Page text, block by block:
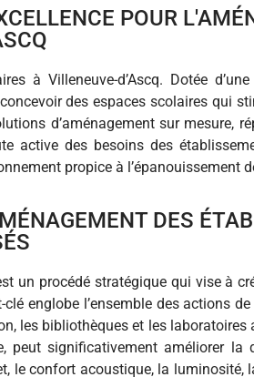
POUR
à Villeneuve-d’Ascq. Dotée
des espaces scolaires qui
d’aménagement sur
active des besoins des
propice à l’épanouissement
DES
un procédé stratégique qui vise à
englobe l’ensemble des actions
les bibliothèques et les
significativement améliorer la
confort acoustique, la luminosité,